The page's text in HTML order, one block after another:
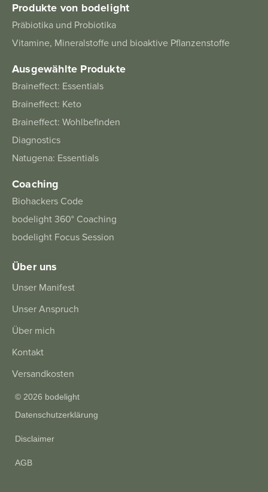
Produkte von bodelight
Präbiotika und Probiotika
Vitamine, Mineralstoffe und bioaktive Pflanzenstoffe
Ausgewählte Produkte
Braineffect: Essentials
Braineffect: Keto
Braineffect: Wohlbefinden
Diagnostics
Natugena: Essentials
Coaching
Biohackers Code
bodelight 360° Coaching
bodelight Focus Session
Über uns
Unser Manifest
Unser Anspruch
Über mich
Kontakt
Versandkosten
© 2026 bodelight
Datenschutzerklärung
Disclaimer
AGB